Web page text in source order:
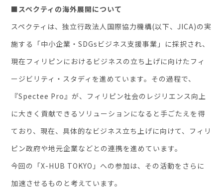
■スペクティの海外展開について
スペクティは、独立行政法人国際協力機構(以下、JICA)の実
施する「中小企業・SDGsビジネス支援事業」に採択され、
現在フィリピンにおけるビジネスの立ち上げに向けたフィ
ージビリティ・スタディを進めています。その過程で、
『Spectee Pro』が、フィリピン社会のレジリエンス向上
に大きく貢献できるソリューションになると手ごたえを得
ており、現在、具体的なビジネス立ち上げに向けて、フィリ
ピン政府や地元企業などとの連携を進めています。
今回の「X-HUB TOKYO」への参加は、その活動をさらに
加速させるものと考えています。